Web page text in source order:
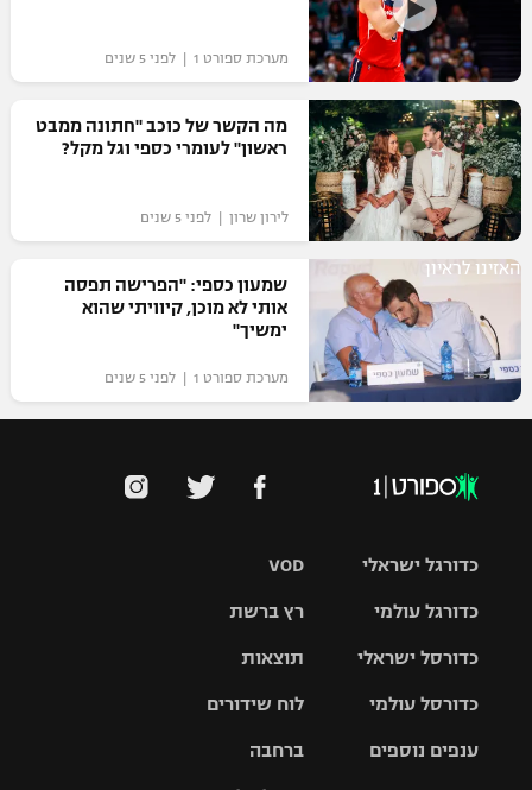
מערכת ספורט 1 | לפני 5 שנים
מה הקשר של כוכב "חתונה ממבט
ראשון" לעומרי כספי וגל מקל?
לירון שרון | לפני 5 שנים
האזינו לראיון
שמעון כספי: "הפרישה תפסה
אותי לא מוכן, קיוויתי שהוא
ימשיך"
מערכת ספורט 1 | לפני 5 שנים
VOD
רץ ברשת
תוצאות
לוח שידורים
ברחבה
כדורגל ישראלי
גביע הטוטו
כדורגל עולמי
האלופות
ליגה
כדורסל ישראלי
סל
כדורסל עולמי
ענפים נוספים